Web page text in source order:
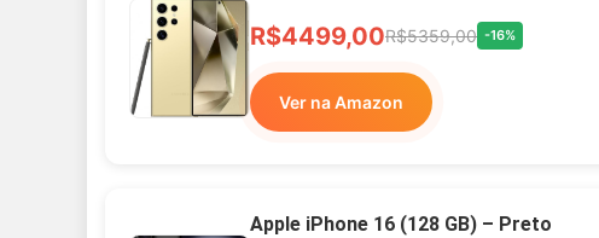
R$4499,00R$5359,00 -16%
Ver na Amazon
Apple iPhone 16 (128 GB) – Preto